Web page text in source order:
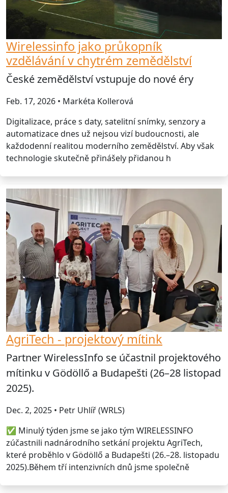
Wirelessinfo jako průkopník
vzdělávání v chytrém zemědělství
České zemědělství vstupuje do nové éry
Feb. 17, 2026 • Markéta Kollerová
Digitalizace, práce s daty, satelitní snímky, senzory a
automatizace dnes už nejsou vizí budoucnosti, ale
každodenní realitou moderního zemědělství. Aby však
technologie skutečně přinášely přidanou h
AgriTech - projektový mítink
Partner WirelessInfo se účastnil projektového
mítinku v Gödöllő a Budapešti (26–28 listopad
2025).
Dec. 2, 2025 • Petr Uhlíř (WRLS)
✅ Minulý týden jsme se jako tým WIRELESSINFO
zúčastnili nadnárodního setkání projektu AgriTech,
které proběhlo v Gödöllő a Budapešti (26.–28. listopadu
2025).Během tří intenzivních dnů jsme společně